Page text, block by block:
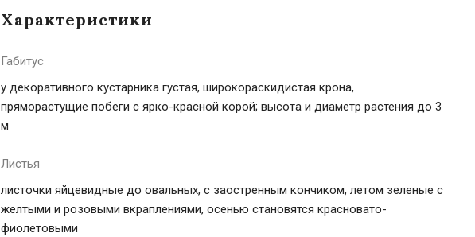
Характеристики
Габитус
у декоративного кустарника густая, широкораскидистая крона,
пряморастущие побеги с ярко-красной корой; высота и диаметр растения до 3
м
Листья
листочки яйцевидные до овальных, с заостренным кончиком, летом зеленые с
желтыми и розовыми вкраплениями, осенью становятся красновато-
фиолетовыми